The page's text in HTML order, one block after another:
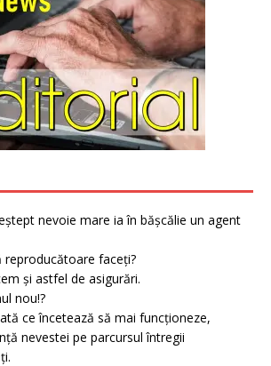
nevoie mare ia în bășcălie un agent
reproducătoare faceți?
și astfel de asigurări.
nou!?
ce încetează să mai funcționeze,
nevestei pe parcursul întregii